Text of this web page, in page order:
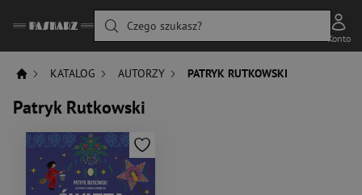
Czego szukasz?
Konto
KATALOG AUTORZY PATRYK RUTKOWSKI
Patryk Rutkowski